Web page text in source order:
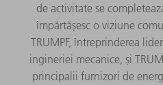
de activitate se
împărtășesc o viziune
TRUMPF, întreprinderea
ingineriei mecanice, și
principalii furnizori de